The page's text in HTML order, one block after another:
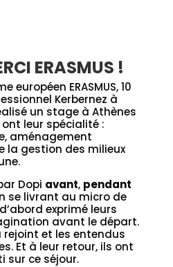
ERASMUS !
européen ERASMUS, 10
Kerbernez à
un stage à Athènes
leur spécialité :
aménagement
la gestion des milieux
Dopi avant, pendant
se livrant au micro de
exprimé leurs
avant le départ.
rejoint et les entendus
Et à leur retour, ils ont
sur ce séjour.